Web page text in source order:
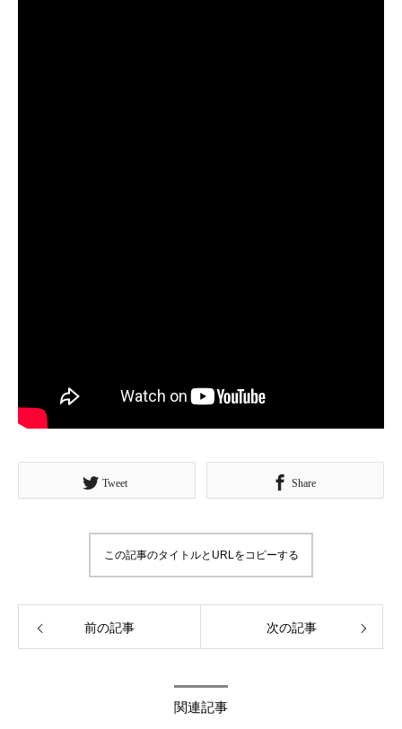
Tweet Share
この記事のタイトルとURLをコピーする
前の記事 次の記事
関連記事